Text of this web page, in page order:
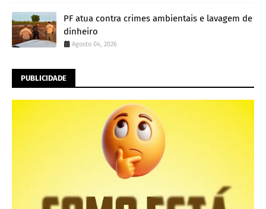
PF atua contra crimes ambientais e lavagem de
dinheiro
Agosto 04, 2026
PUBLICIDADE